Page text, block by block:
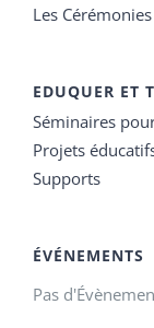
Les Cérémonies
EDUQUER ET
Séminaires
Projets
Supports
ÉVÉNEMENTS
Pas